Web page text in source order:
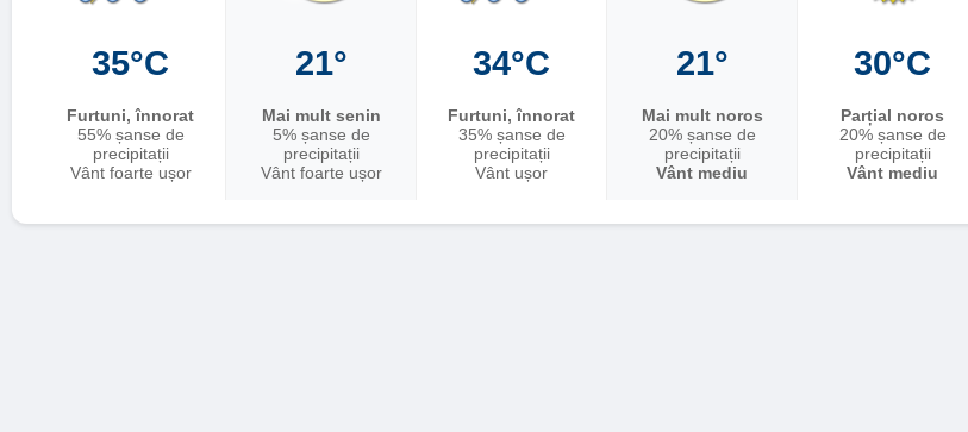
35°C
Furtuni, înnorat
55% șanse de
precipitații
Vânt foarte ușor
21°
Mai mult senin
5% șanse de
precipitații
Vânt foarte ușor
34°C
Furtuni, înnorat
35% șanse de
precipitații
Vânt ușor
21°
Mai mult noros
20% șanse de
precipitații
Vânt mediu
30°C
Parțial noros
20% șanse de
precipitații
Vânt mediu